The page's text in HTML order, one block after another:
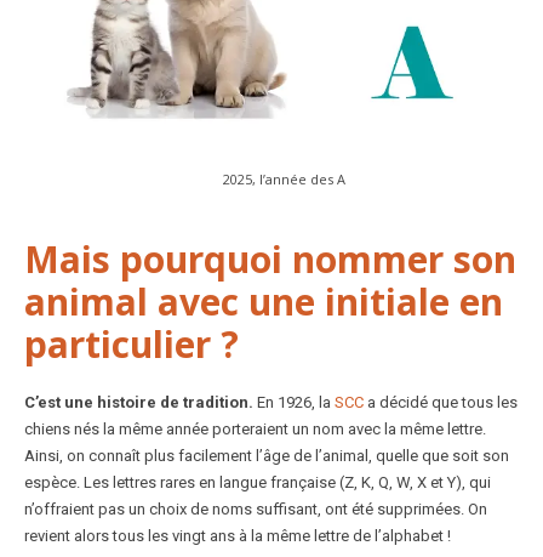
2025, l’année des A
Mais pourquoi nommer son
animal avec une initiale en
particulier ?
C’est une histoire de tradition. En 1926, la SCC a décidé que tous les
chiens nés la même année porteraient un nom avec la même lettre.
Ainsi, on connaît plus facilement l’âge de l’animal, quelle que soit son
espèce. Les lettres rares en langue française (Z, K, Q, W, X et Y), qui
n’offraient pas un choix de noms suffisant, ont été supprimées. On
revient alors tous les vingt ans à la même lettre de l’alphabet !